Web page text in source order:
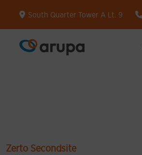
South Quarter Tower A Lt. 9
Zerto Secondsite